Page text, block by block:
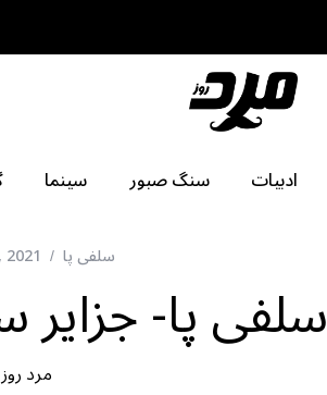
ادبیات سنگ صبور سینما
سلفی پا
سلفی پا- جزایر
مرد روز